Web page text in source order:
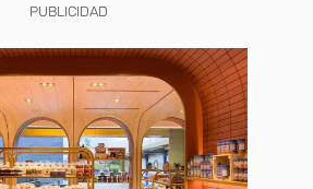
PUBLICIDAD